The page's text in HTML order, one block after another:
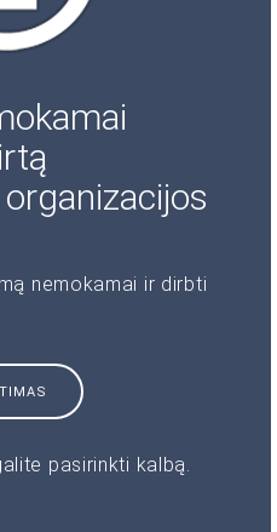
nemokamai ir dirbti
pasirinkti kalbą.